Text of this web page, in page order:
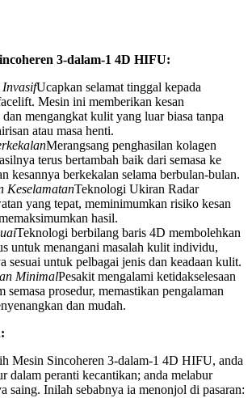
3-dalam-1 4D HIFU:
Ucapkan selamat tinggal kepada
Mesin ini memberikan kesan
dan mengangkat kulit yang luar biasa tanpa
atau masa henti.
Merangsang penghasilan kolagen
terus bertambah baik dari semasa ke
kesannya berkekalan selama berbulan-bulan.
KeselamatanTeknologi Ukiran Radar
yang tepat, meminimumkan risiko kesan
hasil.
Teknologi berbilang baris 4D membolehkan
untuk menangani masalah kulit individu,
sesuai untuk pelbagai jenis dan keadaan kulit.
MinimalPesakit mengalami ketidakselesaan
semasa prosedur, memastikan pengalaman
dan mudah.
Mesin Sincoheren 3-dalam-1 4D HIFU, anda
dalam peranti kecantikan; anda melabur
saing. Inilah sebabnya ia menonjol di pasaran: